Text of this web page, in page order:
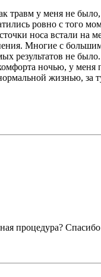
травм у меня не
ровно с того
носа встали на
Многие с
не
ночью, у меня
жизнью,
процедура? Спасибо